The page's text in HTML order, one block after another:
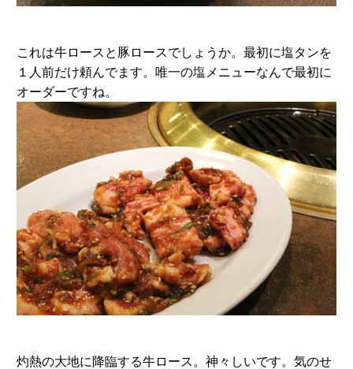
これは牛ロースと豚ロースでしょうか。最初に塩タンを
１人前だけ頼んでます。唯一の塩メニューなんで最初に
オーダーですね。
灼熱の大地に降臨する牛ロース。神々しいです。気のせ